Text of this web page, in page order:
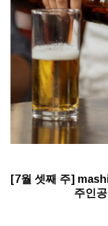
[7월 셋째 주]
주인